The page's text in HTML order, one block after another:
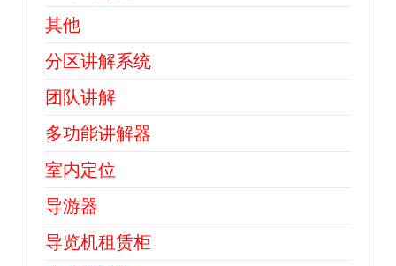
其他
分区讲解系统
团队讲解
多功能讲解器
室内定位
导游器
导览机租赁柜